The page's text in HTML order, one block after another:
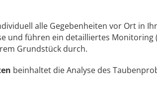
alle Gegebenheiten vor Ort in
und führen ein detailliertes Monitoring
Grundstück durch.
beinhaltet die Analyse des